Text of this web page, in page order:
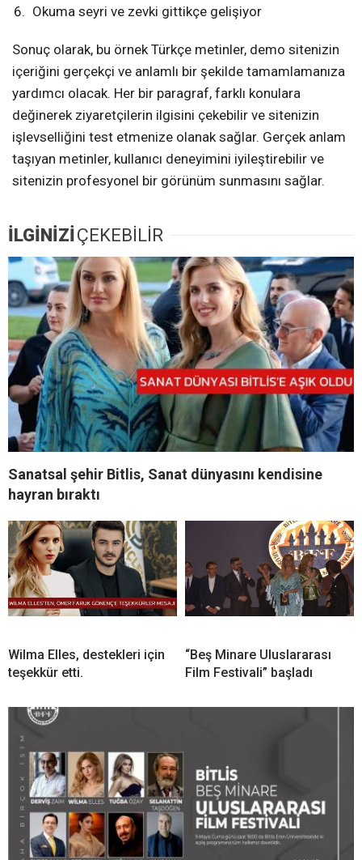
Okuma seyri ve zevki gittikçe gelişiyor
Sonuç olarak, bu örnek Türkçe metinler, demo sitenizin
içeriğini gerçekçi ve anlamlı bir şekilde tamamlamanıza
yardımcı olacak. Her bir paragraf, farklı konulara
değinerek ziyaretçilerin ilgisini çekebilir ve sitenizin
işlevselliğini test etmenize olanak sağlar. Gerçek anlam
taşıyan metinler, kullanıcı deneyimini iyileştirebilir ve
sitenizin profesyonel bir görünüm sunmasını sağlar.
İLGİNİZİ ÇEKEBİLİR
Sanatsal şehir Bitlis, Sanat dünyasını kendisine
hayran bıraktı
Wilma Elles, destekleri için
teşekkür etti.
“Beş Minare Uluslararası
Film Festivali” başladı